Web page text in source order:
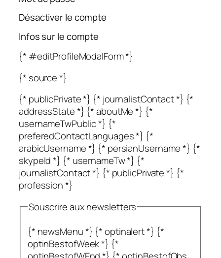
Désactiver le compte
Infos sur le compte
{* #editProfileModalForm *}
{* source *}
{* publicPrivate *} {* journalistContact *} {*
addressState *} {* aboutMe *} {*
usernameTwPublic *} {*
preferedContactLanguages *} {*
arabicUsername *} {* persianUsername *} {*
skypeId *} {* usernameTw *} {*
journalistContact *} {* publicPrivate *} {*
profession *}
Souscrire aux newsletters
{* newsMenu *} {* optinalert *} {*
optinBestofWeek *} {*